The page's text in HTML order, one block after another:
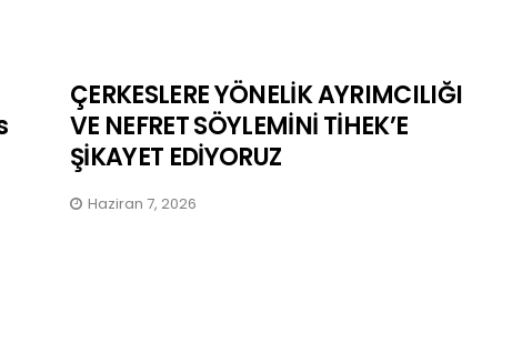
ÇERKESLERE YÖNELİK AYRIMCILIĞI
VE NEFRET SÖYLEMİNİ TİHEK’E
ŞİKAYET EDİYORUZ
Haziran 7, 2026